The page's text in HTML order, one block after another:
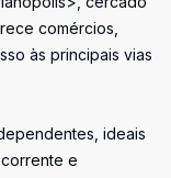
comércios,
às principais vias
ideais
e